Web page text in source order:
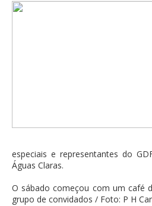
especiais e representantes do
Águas Claras.
O sábado começou com um café
grupo de convidados / Foto: P H